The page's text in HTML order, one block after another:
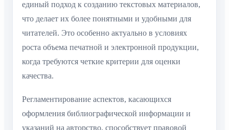
единый подход к созданию текстовых материалов,
что делает их более понятными и удобными для
читателей. Это особенно актуально в условиях
роста объема печатной и электронной продукции,
когда требуются четкие критерии для оценки
качества.
Регламентирование аспектов, касающихся
оформления библиографической информации и
указаний на авторство, способствует правовой